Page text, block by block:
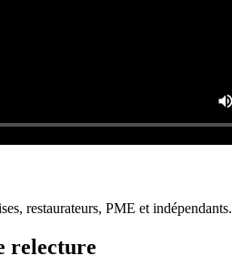
restaurateurs, PME et indépendants.
relecture